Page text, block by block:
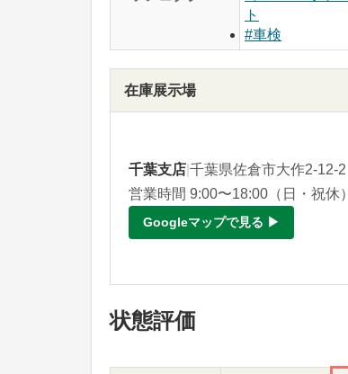
ト
#車検
在庫展示場
千葉支店 千葉県佐倉市大作2-12-2
営業時間 9:00〜18:00（日・祝休）
Googleマップで見る ▶
状態評価